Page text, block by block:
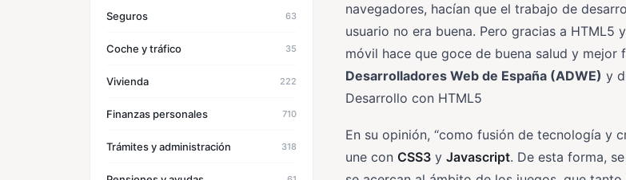
Seguros 63
Coche y tráfico 35
Vivienda 222
Finanzas personales 710
Trámites y administración 318
navegadores, hacían que el trabajo de
usuario no era buena. Pero gracias a
móvil hace que goce de buena salud y mejor
Desarrolladores Web de España (ADWE) y
Desarrollo con HTML5
En su opinión, “como fusión de tecnología y
une con CSS3 y Javascript. De esta forma,